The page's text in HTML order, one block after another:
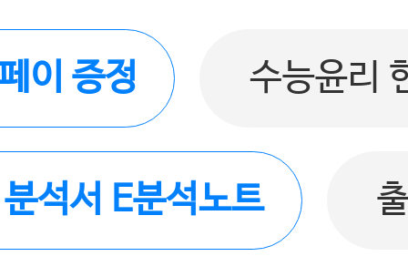
이 증정 수능윤리
석서 E분석노트